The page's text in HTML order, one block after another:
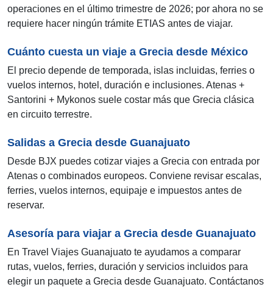
operaciones en el último trimestre de 2026; por ahora no se
requiere hacer ningún trámite ETIAS antes de viajar.
Cuánto cuesta un viaje a Grecia desde México
El precio depende de temporada, islas incluidas, ferries o
vuelos internos, hotel, duración e inclusiones. Atenas +
Santorini + Mykonos suele costar más que Grecia clásica
en circuito terrestre.
Salidas a Grecia desde Guanajuato
Desde BJX puedes cotizar viajes a Grecia con entrada por
Atenas o combinados europeos. Conviene revisar escalas,
ferries, vuelos internos, equipaje e impuestos antes de
reservar.
Asesoría para viajar a Grecia desde Guanajuato
En Travel Viajes Guanajuato te ayudamos a comparar
rutas, vuelos, ferries, duración y servicios incluidos para
elegir un paquete a Grecia desde Guanajuato. Contáctanos